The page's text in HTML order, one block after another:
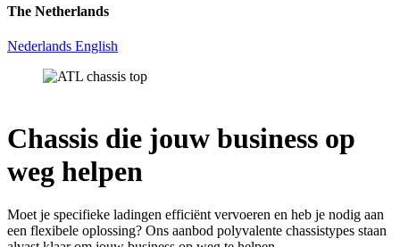
The Netherlands
Nederlands English
Chassis die jouw business op
weg helpen
Moet je specifieke ladingen efficiënt vervoeren en heb je nodig aan
een flexibele oplossing? Ons aanbod polyvalente chassistypes staan